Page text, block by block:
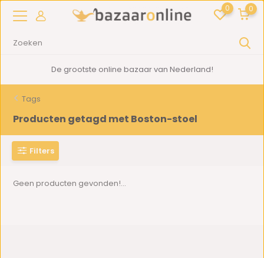
0 0
De grootste online bazaar van Nederland!
Tags
Producten getagd met Boston-stoel
Filters
Geen producten gevonden!...